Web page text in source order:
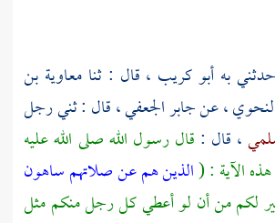
بهأبو كريب ، قال : ثنا معاوية بن
، عنجابر الجعفي، قال : ثني رجل
، قال : قال رسول الله صلى الله عليه
الآية : (الذين هم عن صلاتهم ساهون
لكم من أن لو أعطي كل رجل منكم مثل